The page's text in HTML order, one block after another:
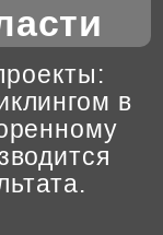
в